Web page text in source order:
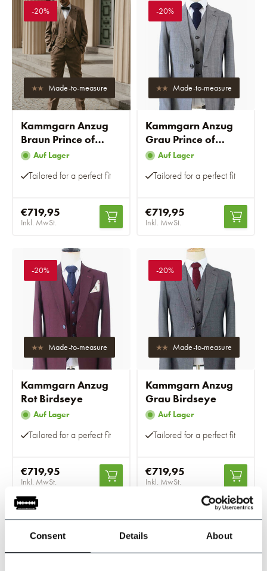
Consent Details About
-20%
Made-to-measure
Kammgarn Anzug
Braun Prince of
Wales
Auf Lager
Tailored for a perfect fit
€719,95
Inkl. MwSt.
-20%
Made-to-measure
Kammgarn Anzug
Grau Prince of
Wales
Auf Lager
Tailored for a perfect fit
€719,95
Inkl. MwSt.
-20%
Made-to-measure
Kammgarn Anzug
Rot Birdseye
Auf Lager
Tailored for a perfect fit
€719,95
Inkl. MwSt.
-20%
Made-to-measure
Kammgarn Anzug
Grau Birdseye
Auf Lager
Tailored for a perfect fit
€719,95
Inkl. MwSt.